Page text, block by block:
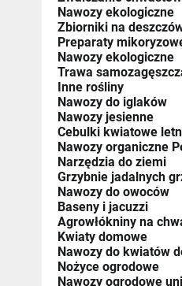
Nawozy ekologiczne
Zbiorniki na
Preparaty
Nawozy ekologiczne
Trawa
Inne rośliny
Nawozy do iglaków
Nawozy jesienne
Cebulki kwiatowe
Nawozy organiczne
Narzędzia do ziemi
Grzybnie jadalnych
Nawozy do owoców
Baseny i jacuzzi
Agrowłókniny na
Kwiaty domowe
Nawozy do kwiatów
Nożyce ogrodowe
Nawozy ogrodowe